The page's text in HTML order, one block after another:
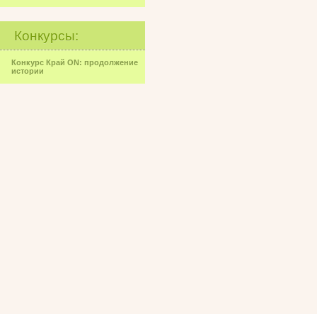
Конкурсы:
Конкурс Край ON: продолжение
истории